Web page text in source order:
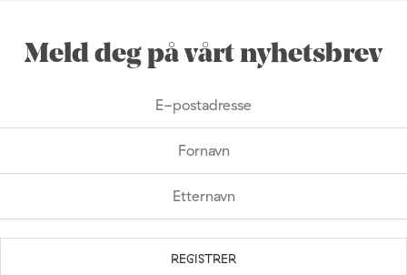
Meld deg på vårt nyhetsbrev